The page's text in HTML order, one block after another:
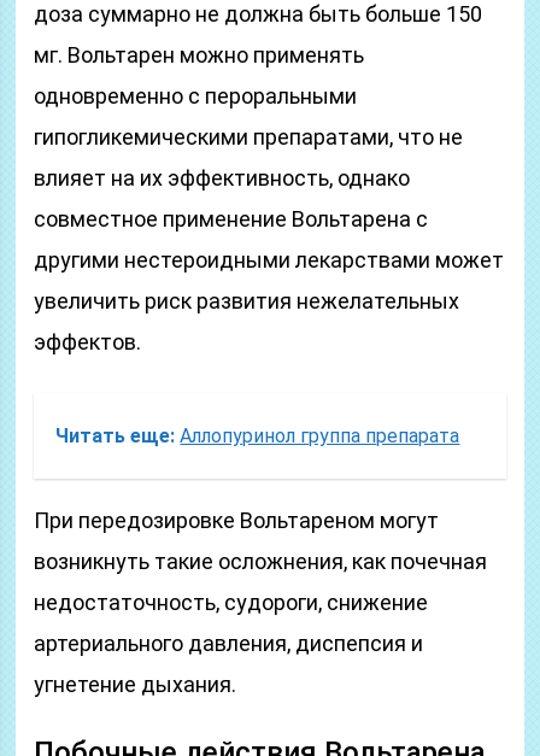
доза суммарно не должна быть больше 150
мг. Вольтарен можно применять
одновременно с пероральными
гипогликемическими препаратами, что не
влияет на их эффективность, однако
совместное применение Вольтарена с
другими нестероидными лекарствами может
увеличить риск развития нежелательных
эффектов.
Читать еще: Аллопуринол группа препарата
При передозировке Вольтареном могут
возникнуть такие осложнения, как почечная
недостаточность, судороги, снижение
артериального давления, диспепсия и
угнетение дыхания.